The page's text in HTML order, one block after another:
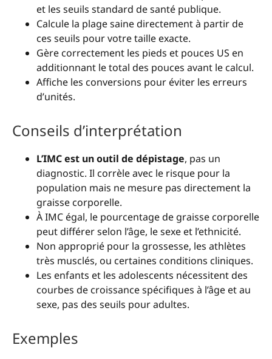
et les seuils standard de santé publique.
Calcule la plage saine directement à partir de
ces seuils pour votre taille exacte.
Gère correctement les pieds et pouces US en
additionnant le total des pouces avant le calcul.
Affiche les conversions pour éviter les erreurs
d’unités.
Conseils d’interprétation
L’IMC est un outil de dépistage, pas un
diagnostic. Il corrèle avec le risque pour la
population mais ne mesure pas directement la
graisse corporelle.
À IMC égal, le pourcentage de graisse corporelle
peut différer selon l’âge, le sexe et l’ethnicité.
Non approprié pour la grossesse, les athlètes
très musclés, ou certaines conditions cliniques.
Les enfants et les adolescents nécessitent des
courbes de croissance spécifiques à l’âge et au
sexe, pas des seuils pour adultes.
Exemples